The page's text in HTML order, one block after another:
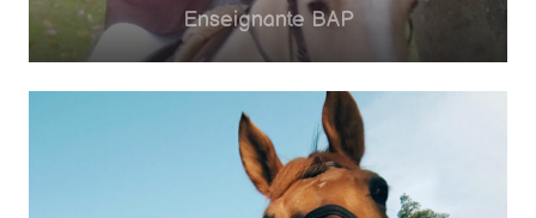
Enseignante BAP